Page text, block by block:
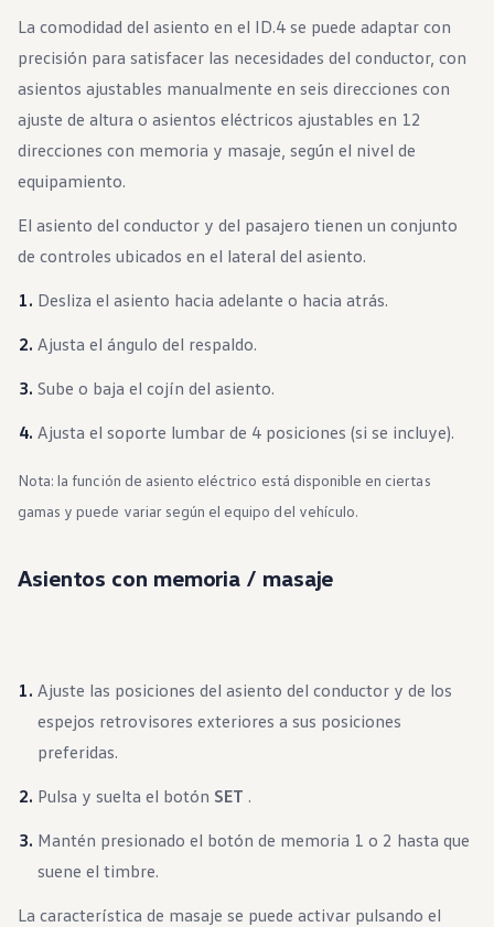
Servicio y mantenimiento
Cobertura de mantenimiento
Calendario de mantenimiento
Asistencia en carretera
Reparación de colisiones certificada
Servicio genuino de Volkswagen
Express Service
Piezas y accesorios
Piezas
Neumáticos y ruedas
Mi cuenta financiera
Preguntas frecuentes sobre finanzas
Opciones de intercambio y actualización
Aplicación myVW
Actualizaciones de software del vehículo
SiriusXM
Beneficios para propietarios
Beneficios de tener un EV y de recargarlo
Beneficios de los vehículos usados certificados
Acerca de VW
DriverGear - Ropa y equipo
Nuestra Federación de Fútbol de EE. UU.
Sala de prensa
Moldeado por el pueblo
Encuentre un concesionario de Volkswagen
La comodidad del asiento en el ID.4 se puede adaptar con
precisión para satisfacer las necesidades del conductor, con
asientos ajustables manualmente en seis direcciones con
ajuste de altura o asientos eléctricos ajustables en 12
direcciones con memoria y masaje, según el nivel de
equipamiento.
El asiento del conductor y del pasajero tienen un conjunto
de controles ubicados en el lateral del asiento.
Desliza el asiento hacia adelante o hacia atrás.
Ajusta el ángulo del respaldo.
Sube o baja el cojín del asiento.
Ajusta el soporte lumbar de 4 posiciones (si se incluye).
Nota: la función de asiento eléctrico está disponible en ciertas
gamas y puede variar según el equipo del vehículo.
Asientos con memoria / masaje
Ajuste las posiciones del asiento del conductor y de los
espejos retrovisores exteriores a sus posiciones
preferidas.
Pulsa y suelta el botón SET .
Mantén presionado el botón de memoria 1 o 2 hasta que
suene el timbre.
La característica de masaje se puede activar pulsando el